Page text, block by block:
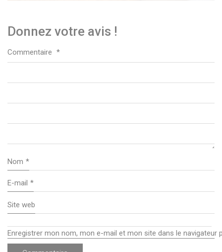
Donnez votre avis !
Commentaire *
Nom *
E-mail *
Site web
Enregistrer mon nom, mon e-mail et mon site dans le navigateur